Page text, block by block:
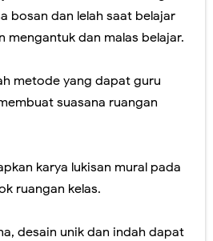
bosan dan lelah saat belajar
mengantuk dan malas belajar.
metode yang dapat guru
suasana ruangan
karya lukisan mural pada
ruangan kelas.
desain unik dan indah dapat